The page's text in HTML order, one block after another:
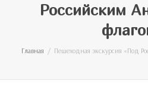
Российским
Главная Пешеходная экскурсия «Под